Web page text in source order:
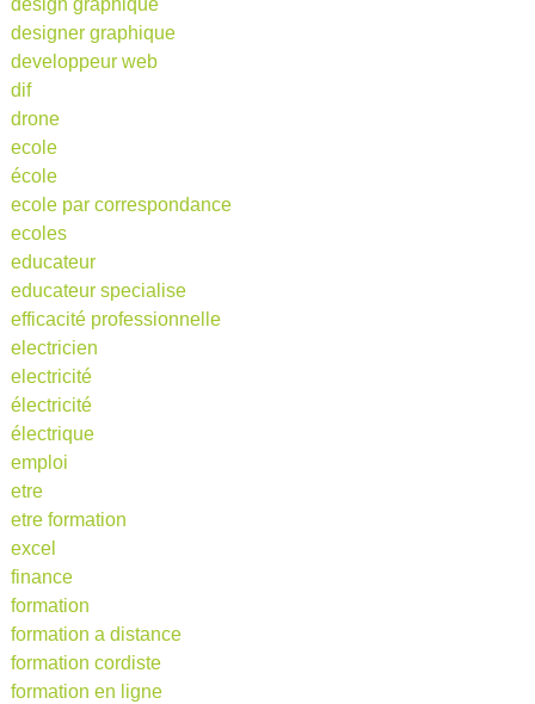
design graphique
designer graphique
developpeur web
dif
drone
ecole
école
ecole par correspondance
ecoles
educateur
educateur specialise
efficacité professionnelle
electricien
electricité
électricité
électrique
emploi
etre
etre formation
excel
finance
formation
formation a distance
formation cordiste
formation en ligne